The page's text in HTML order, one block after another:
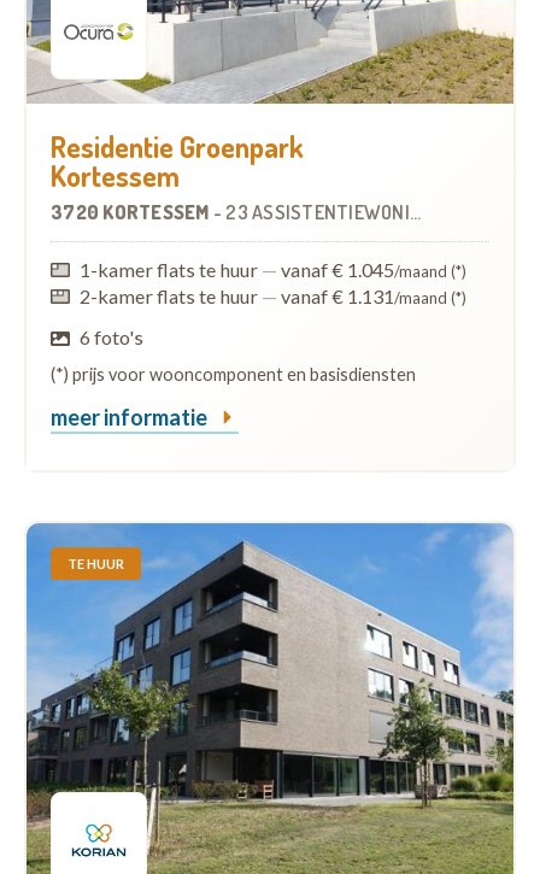
Residentie Groenpark
Kortessem
3720 KORTESSEM - 23 ASSISTENTIEWONINGEN
1-kamer flats te huur — vanaf € 1.045/maand (*)
2-kamer flats te huur — vanaf € 1.131/maand (*)
6 foto's
(*) prijs voor wooncomponent en basisdiensten
meer informatie
TE HUUR